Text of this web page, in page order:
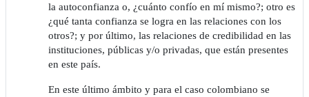
la autoconfianza o, ¿cuánto confío en mí mismo?; otro es
¿qué tanta confianza se logra en las relaciones con los
otros?; y por último, las relaciones de credibilidad en las
instituciones, públicas y/o privadas, que están presentes
en este país.
En este último ámbito y para el caso colombiano se